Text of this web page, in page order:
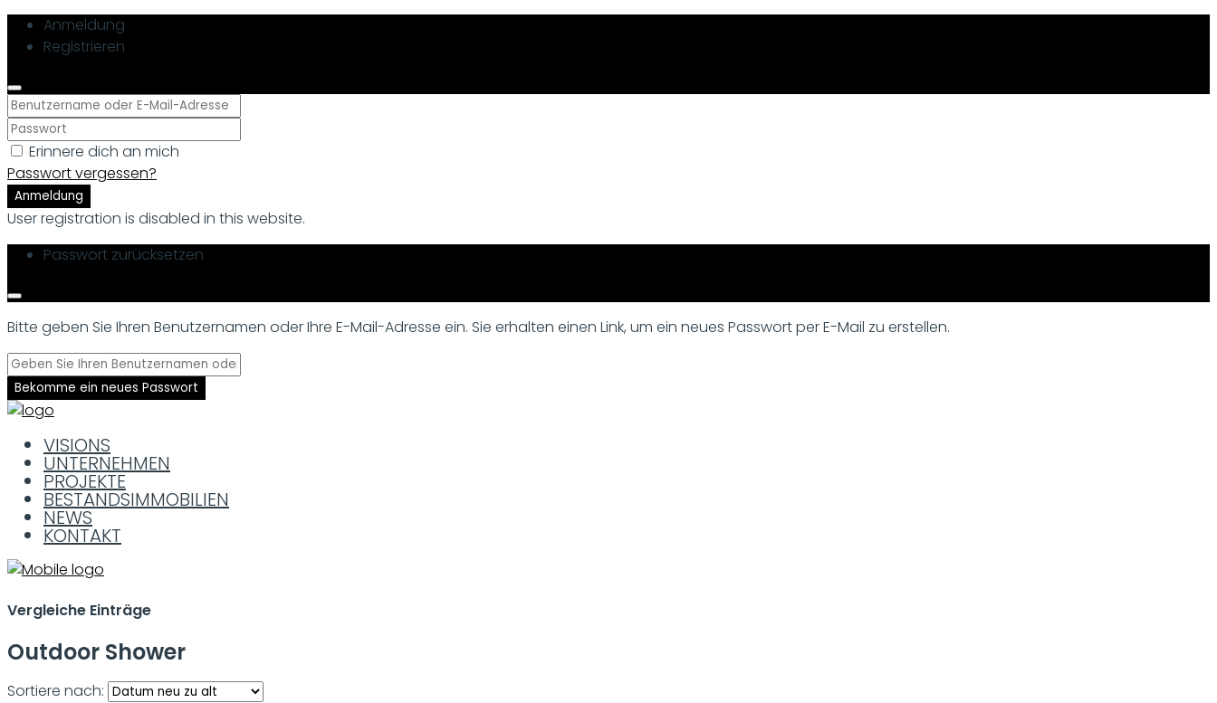
Anmeldung
Registrieren
Erinnere dich an mich
Passwort vergessen?
Anmeldung
User registration is disabled in this website.
Passwort zurücksetzen
Bitte geben Sie Ihren Benutzernamen oder Ihre E-Mail-Adresse ein. Sie erhalten einen Link, um ein neues Passwort per E-Mail zu erstellen.
Bekomme ein neues Passwort
VISIONS
UNTERNEHMEN
PROJEKTE
BESTANDSIMMOBILIEN
NEWS
KONTAKT
Vergleiche Einträge
Outdoor Shower
Sortiere nach: